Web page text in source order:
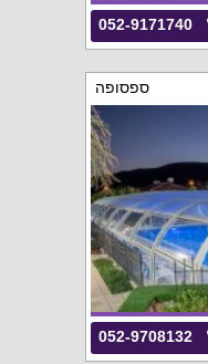
052-9171740
ספסופה
052-9708132